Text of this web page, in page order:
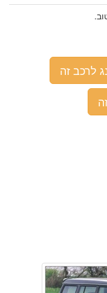
לרכב זה